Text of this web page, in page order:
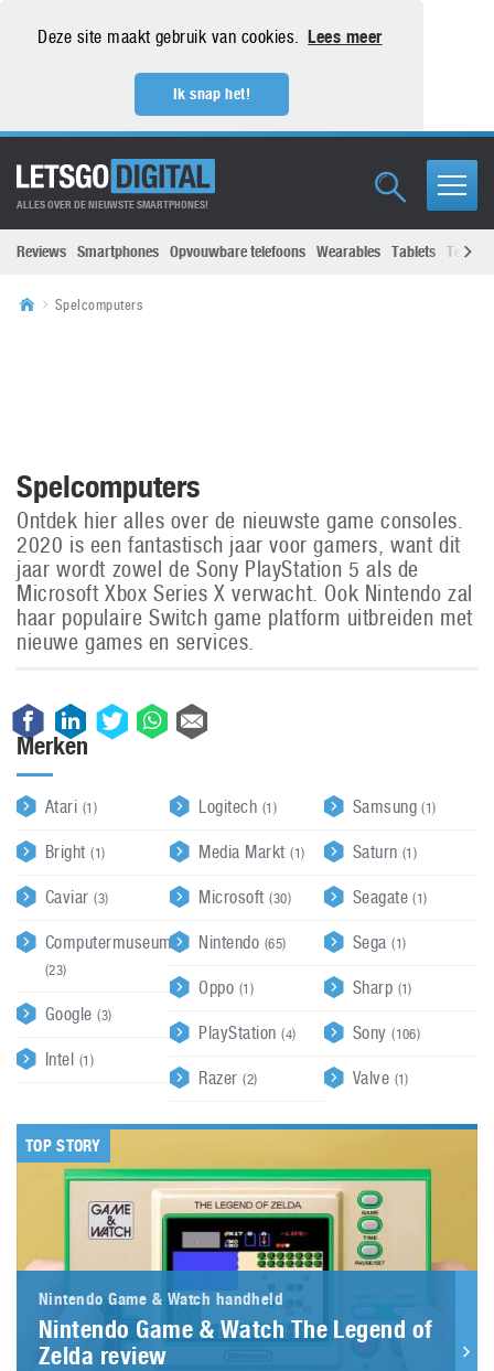
Deze site maakt gebruik van cookies. Lees meer
Ik snap het!
ALLES OVER DE NIEUWSTE SMARTPHONES!
Reviews Smartphones Opvouwbare telefoons Wearables Tablets
Spelcomputers
Spelcomputers
Ontdek hier alles over de nieuwste game consoles.
2020 is een fantastisch jaar voor gamers, want dit
jaar wordt zowel de Sony PlayStation 5 als de
Microsoft Xbox Series X verwacht. Ook Nintendo zal
haar populaire Switch game platform uitbreiden met
nieuwe games en services.
Merken
Atari (1)
Bright(1)
Caviar(3)
Computermuseum
(23)
Google(3)
Intel (1)
Logitech (1)
Media Markt(1)
Microsoft(30)
Nintendo (65)
Oppo (1)
PlayStation(4)
Razer(2)
Samsung(1)
Saturn(1)
Seagate(1)
Sega(1)
Sharp (1)
Sony(106)
Valve (1)
TOP STORY
Nintendo Game & Watch handheld
Nintendo Game & Watch The Legend of
Zelda review